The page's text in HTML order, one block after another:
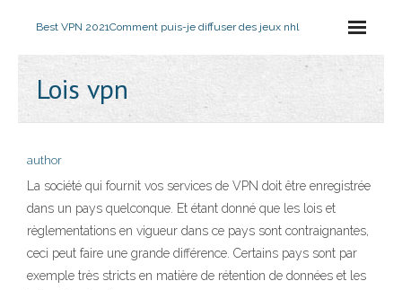
Best VPN 2021Comment puis-je diffuser des jeux nhl
Lois vpn
author
La société qui fournit vos services de VPN doit être enregistrée
dans un pays quelconque. Et étant donné que les lois et
règlementations en vigueur dans ce pays sont contraignantes,
ceci peut faire une grande différence. Certains pays sont par
exemple très stricts en matière de rétention de données et les